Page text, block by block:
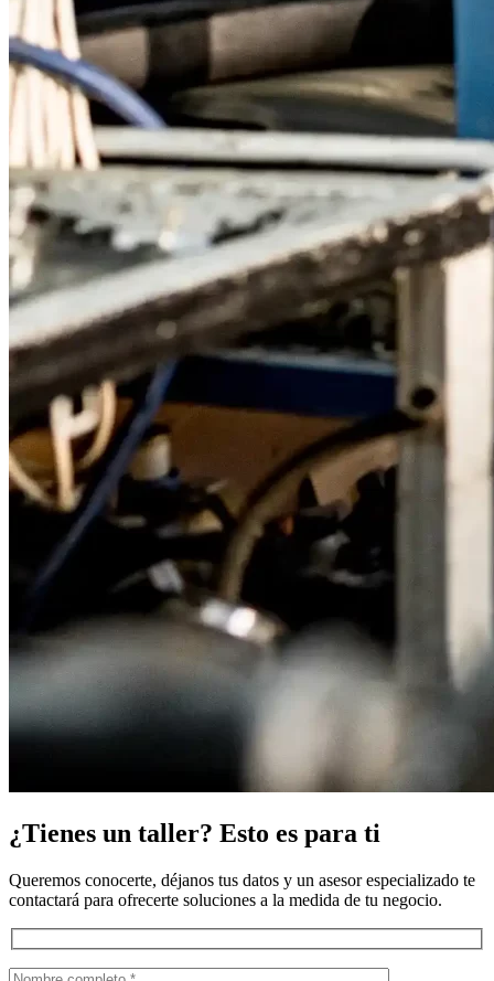
¿Tienes un taller? Esto es para ti
Queremos conocerte, déjanos tus datos y un asesor especializado te
contactará para ofrecerte soluciones a la medida de tu negocio.